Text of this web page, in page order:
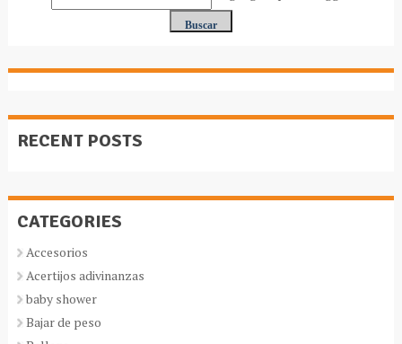
RECENT POSTS
CATEGORIES
Accesorios
Acertijos adivinanzas
baby shower
Bajar de peso